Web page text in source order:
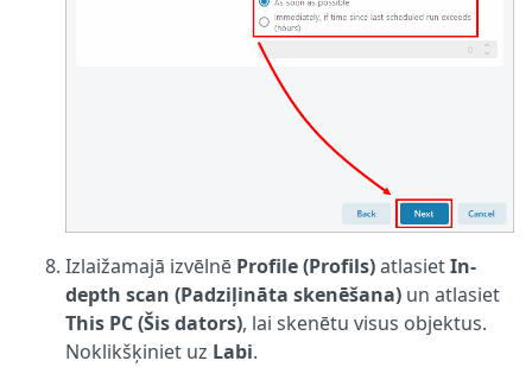
Izlaižamajā izvēlnē Profile (Profils)atlasietIn-
depth scan (Padziļināta skenēšana) un atlasiet
This PC (Šis dators), lai skenētu visus objektus.
Noklikšķiniet uz Labi.